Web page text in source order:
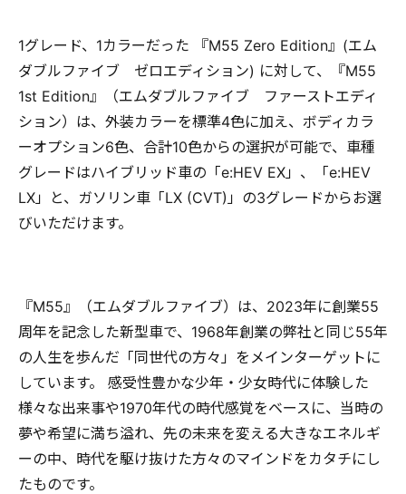
1グレード、1カラーだった 『M55 Zero Edition』(エム
ダブルファイブ ゼロエディション) に対して、『M55
1st Edition』（エムダブルファイブ ファーストエディ
ション）は、外装カラーを標準4色に加え、ボディカラ
ーオプション6色、合計10色からの選択が可能で、車種
グレードはハイブリッド車の「e:HEV EX」、「e:HEV
LX」と、ガソリン車「LX (CVT)」の3グレードからお選
びいただけます。
『M55』（エムダブルファイブ）は、2023年に創業55
周年を記念した新型車で、1968年創業の弊社と同じ55年
の人生を歩んだ「同世代の方々」をメインターゲットに
しています。 感受性豊かな少年・少女時代に体験した
様々な出来事や1970年代の時代感覚をベースに、当時の
夢や希望に満ち溢れ、先の未来を変える大きなエネルギ
ーの中、時代を駆け抜けた方々のマインドをカタチにし
たものです。